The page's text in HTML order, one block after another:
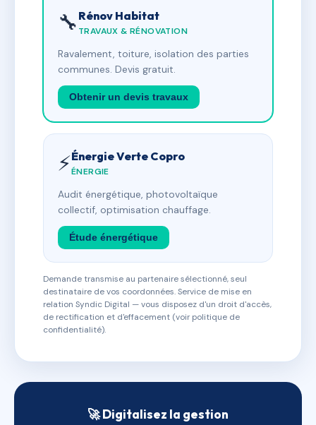
🔧 Rénov Habitat
TRAVAUX & RÉNOVATION
Ravalement, toiture, isolation des parties
communes. Devis gratuit.
Obtenir un devis travaux
⚡Énergie Verte Copro
ÉNERGIE
Audit énergétique, photovoltaïque
collectif, optimisation chauffage.
Étude énergétique
Demande transmise au partenaire sélectionné, seul
destinataire de vos coordonnées. Service de mise en
relation Syndic Digital — vous disposez d'un droit d'accès,
de rectification et d'effacement (voir politique de
confidentialité).
🚀 Digitalisez la gestion